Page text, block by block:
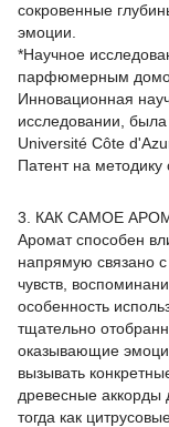
сокровенные
эмоции.
*Научное
парфюмерным
Инновационная
исследовании, была
Université Côte
Патент на
3. КАК САМОЕ
Аромат способен
напрямую связано
чувств,
особенность
тщательно
оказывающие
вызывать
древесные аккорды
тогда как